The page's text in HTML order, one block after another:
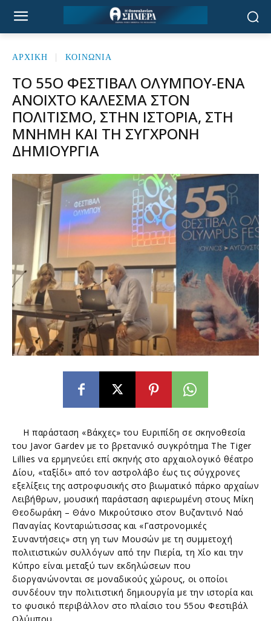
ΑΡΧΙΚΉ ΚΟΙΝΩΝΙΑ
ΤΟ 55Ο ΦΕΣΤΙΒΆΛ ΟΛΎΜΠΟΥ-ΈΝΑ
ΑΝΟΙΧΤΌ ΚΆΛΕΣΜΑ ΣΤΟΝ
ΠΟΛΙΤΙΣΜΌ, ΣΤΗΝ ΙΣΤΟΡΊΑ, ΣΤΗ
ΜΝΉΜΗ ΚΑΙ ΤΗ ΣΎΓΧΡΟΝΗ
ΔΗΜΙΟΥΡΓΊΑ
Η παράσταση «Βάκχες» του Ευριπίδη σε σκηνοθεσία
του Javor Gardev με το βρετανικό συγκρότημα The Tiger
Lillies να ερμηνεύει επί σκηνής στο αρχαιολογικό θέατρο
Δίου, «ταξίδι» από τον αστρολάβο έως τις σύγχρονες
εξελίξεις της αστροφυσικής στο βιωματικό πάρκο αρχαίων
Λειβήθρων, μουσική παράσταση αφιερωμένη στους Μίκη
Θεοδωράκη – Θάνο Μικρούτσικο στον Βυζαντινό Ναό
Παναγίας Κονταριώτισσας και «Γαστρονομικές
Συναντήσεις» στη γη των Μουσών με τη συμμετοχή
πολιτιστικών συλλόγων από την Πιερία, τη Χίο και την
Κύπρο είναι μεταξύ των εκδηλώσεων που
διοργανώνονται σε μοναδικούς χώρους, οι οποίοι
συνδέουν την πολιτιστική δημιουργία με την ιστορία και
το φυσικό περιβάλλον στο πλαίσιο του 55ου Φεστιβάλ